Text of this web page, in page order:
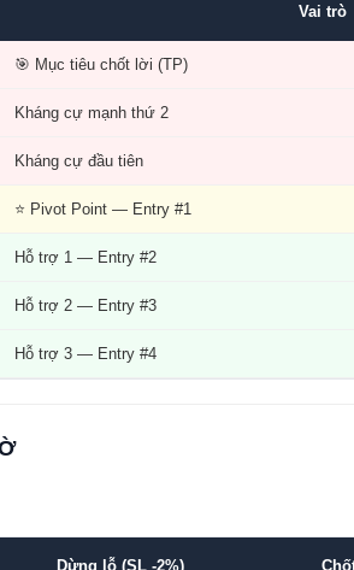
Vai trò
🎯 Mục tiêu chốt lời (TP)
Kháng cự mạnh thứ 2
Kháng cự đầu tiên
⭐ Pivot Point — Entry #1
Hỗ trợ 1 — Entry #2
Hỗ trợ 2 — Entry #3
Hỗ trợ 3 — Entry #4
Dừng lỗ (SL -2%)